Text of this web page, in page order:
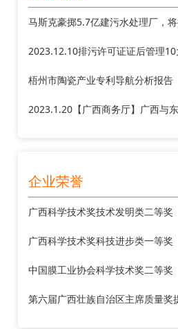
2023.12.10排污许可证证后管理
梧州市陶瓷产业专利导航分析报告
2023.1.20【广西商务厅】广西与
企业荣誉
广西科学技术奖技术发明类二等奖
广西科学技术奖科技进步类一等奖
中国膜工业协会科学技术奖二等奖
第六届广西壮族自治区主席质量奖